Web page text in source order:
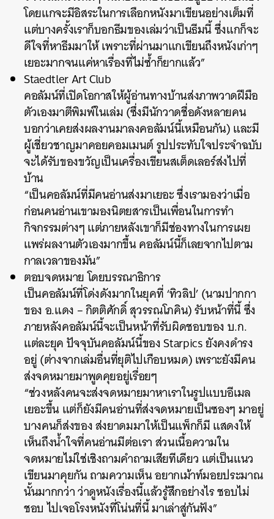
โดยแกจะมีอิสระในการเลือกหนังมาเขียนอย่างเต็มที่
แต่บางครั้งเราก็บอกธีมของเล่มว่าเป็นธีมนี้ ซึ่งแกก็จะ
ดีใจที่หาธีมมาให้ เพราะที่ผ่านมาแกเขียนถึงหนังเก่าๆ
เยอะมากจนแค่หาเรื่องที่ไม่ซ้ำก็ยากแล้ว”
Staedtler Art Club
คอลัมน์ที่เปิดโอกาสให้ผู้อ่านทางบ้านส่งภาพวาดฝีมือ
ตัวเองมาตีพิมพ์ในเล่ม (ซึ่งมีนักวาดชื่อดังหลายคน
บอกว่าเคยส่งผลงานมาลงคอลัมน์นี้เหมือนกัน) และมี
ผู้เชี่ยวชาญมาคอยคอมเมนต์ รูปประทับใจประจำฉบับ
จะได้รับของขวัญเป็นเครื่องเขียนสเต็ดเลอร์ส่งไปที่
บ้าน
“เป็นคอลัมน์ที่มีคนอ่านส่งมาเยอะ ซึ่งเรามองว่าเมื่อ
ก่อนคนอ่านเขามองนิตยสารเป็นเพื่อนในการทำ
กิจกรรมต่างๆ แต่ภายหลังเขาก็มีช่องทางในการเผย
แพร่ผลงานตัวเองมากขึ้น คอลัมน์นี้ก็เลยจากไปตาม
กาลเวลาของมัน”
ตอบจดหมาย โดยบรรณาธิการ
เป็นคอลัมน์ที่โด่งดังมากในยุคที่ ‘ทิวลิป’ (นามปากกา
ของ อ.แดง – กิตติศักดิ์ สุวรรณโภคิน) รับหน้าที่นี้ ซึ่ง
ภายหลังคอลัมน์นี้จะเป็นหน้าที่รับผิดชอบของ บ.ก.
แต่ละยุค ปัจจุบันคอลัมน์นี้ของ Starpics ยังคงดำรง
อยู่ (ต่างจากเล่มอื่นที่ยุติไปเกือบหมด) เพราะยังมีคน
ส่งจดหมายมาพูดคุยอยู่เรื่อยๆ
“ช่วงหลังคนจะส่งจดหมายมาหาเราในรูปแบบอีเมล
เยอะขึ้น แต่ก็ยังมีคนอ่านที่ส่งจดหมายเป็นซองๆ มาอยู่
บางคนก็ส่งของ ส่งยาดมมาให้เป็นแพ็กก็มี แสดงให้
เห็นถึงน้ำใจที่คนอ่านมีต่อเรา ส่วนเนื้อความใน
จดหมายไม่ใช่เชิงถามคำถามเสียทีเดียว แต่เป็นแนว
เขียนมาคุยกัน ถามความเห็น อยากเม้าท์มอยประมาณ
นั้นมากกว่า ว่าดูหนังเรื่องนี้แล้วรู้สึกอย่างไร ชอบไม่
ชอบ ไปเจอโรงหนังที่โน่นที่นี้ มาเล่าสู่กันฟัง”